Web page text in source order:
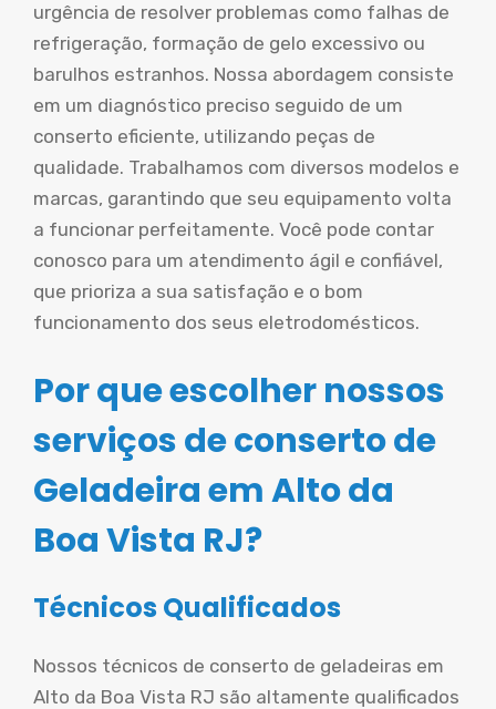
urgência de resolver problemas como falhas de
refrigeração, formação de gelo excessivo ou
barulhos estranhos. Nossa abordagem consiste
em um diagnóstico preciso seguido de um
conserto eficiente, utilizando peças de
qualidade. Trabalhamos com diversos modelos e
marcas, garantindo que seu equipamento volta
a funcionar perfeitamente. Você pode contar
conosco para um atendimento ágil e confiável,
que prioriza a sua satisfação e o bom
funcionamento dos seus eletrodomésticos.
Por que escolher nossos
serviços de conserto de
Geladeira em Alto da
Boa Vista RJ?
Técnicos Qualificados
Nossos técnicos de conserto de geladeiras em
Alto da Boa Vista RJ são altamente qualificados